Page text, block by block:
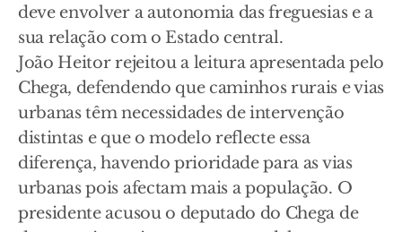
deve envolver a autonomia das freguesias e a
sua relação com o Estado central.
João Heitor rejeitou a leitura apresentada pelo
Chega, defendendo que caminhos rurais e vias
urbanas têm necessidades de intervenção
distintas e que o modelo reflecte essa
diferença, havendo prioridade para as vias
urbanas pois afectam mais a população. O
presidente acusou o deputado do Chega de